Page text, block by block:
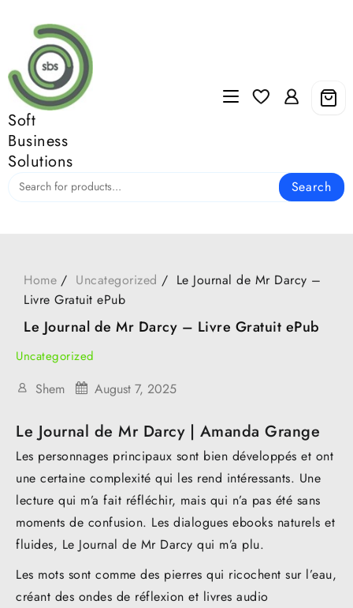
content
Soft
Business
Solutions
Search
Home Uncategorized
Le Journal de Mr Darcy –
Livre Gratuit ePub
Le Journal de Mr Darcy – Livre Gratuit ePub
Uncategorized
Shem August 7, 2025
Le Journal de Mr Darcy | Amanda Grange
Les personnages principaux sont bien développés et ont
une certaine complexité qui les rend intéressants. Une
lecture qui m’a fait réfléchir, mais qui n’a pas été sans
moments de confusion. Les dialogues ebooks naturels et
fluides, Le Journal de Mr Darcy qui m’a plu.
Les mots sont comme des pierres qui ricochent sur l’eau,
créant des ondes de réflexion et livres audio